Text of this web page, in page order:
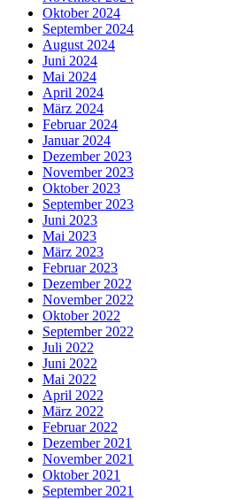
Oktober 2024
September 2024
August 2024
Juni 2024
Mai 2024
April 2024
März 2024
Februar 2024
Januar 2024
Dezember 2023
November 2023
Oktober 2023
September 2023
Juni 2023
Mai 2023
März 2023
Februar 2023
Dezember 2022
November 2022
Oktober 2022
September 2022
Juli 2022
Juni 2022
Mai 2022
April 2022
März 2022
Februar 2022
Dezember 2021
November 2021
Oktober 2021
September 2021